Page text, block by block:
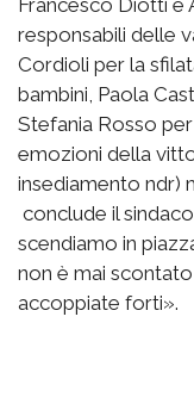
Francesco Diotti e
responsabili delle
Cordioli per la
bambini, Paola
Stefania Rosso
emozioni della
insediamento ndr)
conclude il
scendiamo in
non è mai
accoppiate forti».